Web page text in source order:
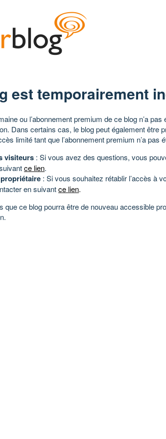
est temporairement
ou l’abonnement premium de ce blog n’a
Dans certains cas, le blog peut également être
limité tant que l’abonnement premium n’a pas
visiteurs : Si vous avez des questions, vous
ce lien.
: Si vous souhaitez rétablir l’accès à
en suivantce lien.
que ce blog pourra être de nouveau accessible